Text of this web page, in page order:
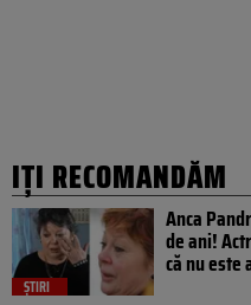
IȚI RECOMANDĂM
ȘTIRI
Anca
de ani!
că nu este